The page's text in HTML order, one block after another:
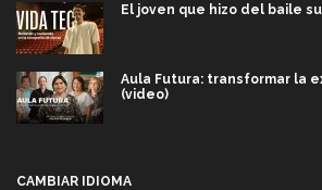
El joven que hizo del baile
Aula Futura: transformar la
(video)
CAMBIAR IDIOMA